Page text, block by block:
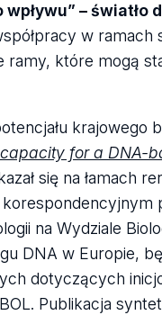
–
w
ramy, które mogą
krajowego
for a DNA-
się na łamach
na Wydziale
DNA w Europie,
dotyczących
Publikacja